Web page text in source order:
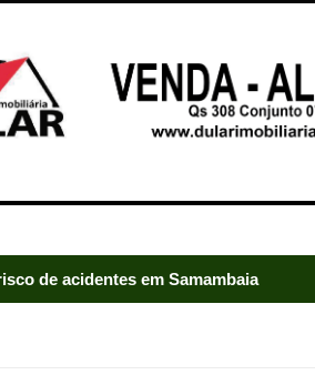
de acidentes em Samambaia